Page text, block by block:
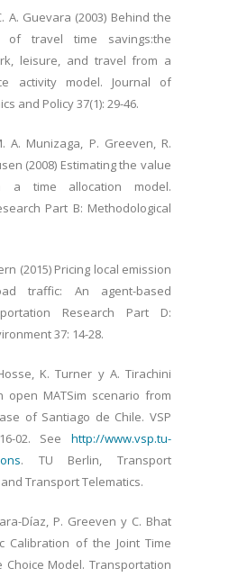
A. Guevara (2003) Behind the
of travel time savings:the
leisure, and travel from a
activity model. Journal of
and Policy 37(1): 29-46.
A. Munizaga, P. Greeven, R.
(2008) Estimating the value
a time allocation model.
Part B: Methodological
(2015) Pricing local emission
traffic: An agent-based
Research Part D:
37: 14-28.
K. Turner y A. Tirachini
open MATSim scenario from
of Santiago de Chile. VSP
02. See http://www.vsp.tu-
. TU Berlin, Transport
Transport Telematics.
Díaz, P. Greeven y C. Bhat
Calibration of the Joint Time
Choice Model. Transportation